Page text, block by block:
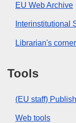
EU Web Archive
Interinstitutional
Librarian's corner
Tools
(EU staff)
Web tools